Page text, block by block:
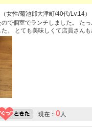
女性/菊池郡大津町/40代/Lv.14）
で個室でランチしました。 た
。 とても美味しくて店員さん
現在： 0人